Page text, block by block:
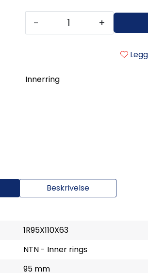
- +
Innerring
Beskrivelse
1R95X110X63
NTN - Inner rings
95 mm